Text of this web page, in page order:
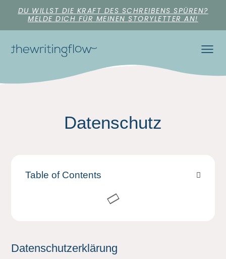
DU WILLST DIE KRAFT DES SCHREIBENS SPÜREN?
MELDE DICH FÜR MEINEN STORYLETTER AN!
Datenschutz
Table of Contents
Datenschutzerklärung